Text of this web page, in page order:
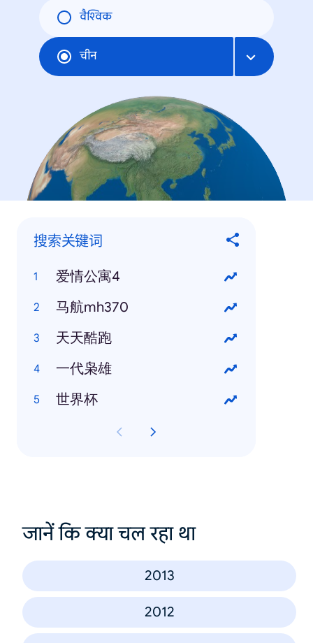
वैश्विक
चीन
搜索关键词
爱情公寓4
马航mh370
天天酷跑
一代枭雄
世界杯
जानें कि क्या चल रहा था
2013
2012